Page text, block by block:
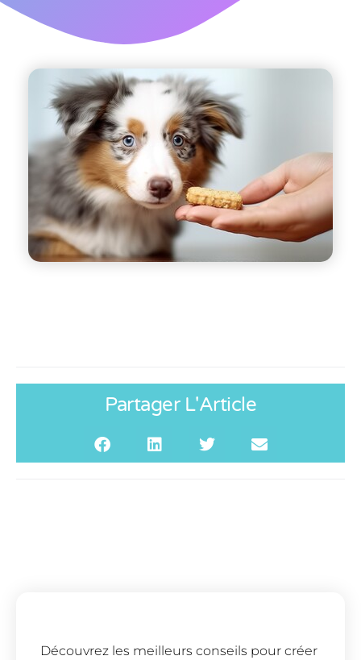
Partager L'Article
Découvrez les meilleurs conseils pour créer